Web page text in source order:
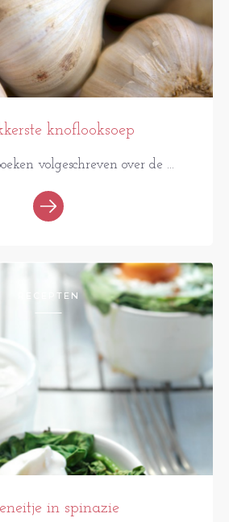
knoflooksoep
volgeschreven over de ...
RECEPTEN
in spinazie